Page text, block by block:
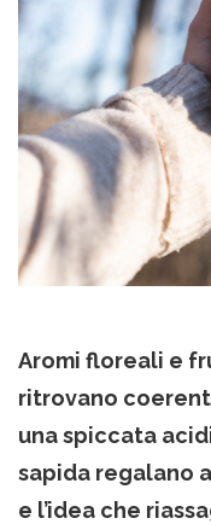
Aromi floreali e
ritrovano
una spiccata
sapida regalano
e l’idea che